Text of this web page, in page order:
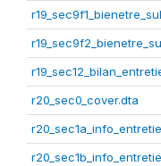
r20_sec0_cover.dta